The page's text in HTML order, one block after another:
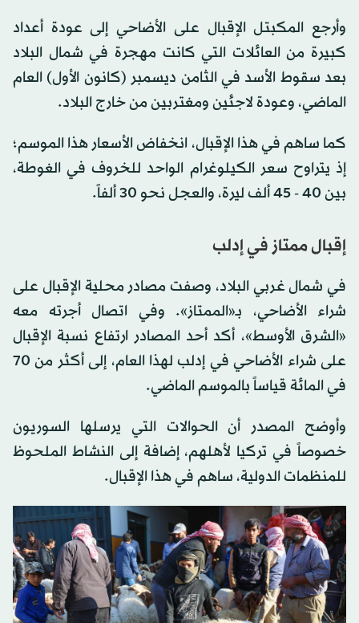
وأرجع المكبتل الإقبال على الأضاحي إلى عودة أعداد
كبيرة من العائلات التي كانت مهجرة في شمال البلاد
بعد سقوط الأسد في الثامن ديسمبر (كانون الأول) العام
الماضي، وعودة لاجئين ومغتربين من خارج البلاد.
كما ساهم في هذا الإقبال، انخفاض الأسعار هذا الموسم؛
إذ يتراوح سعر الكيلوغرام الواحد للخروف في الغوطة،
بين 40 - 45 ألف ليرة، والعجل نحو 30 ألفاً.
إقبال ممتاز في إدلب
في شمال غربي البلاد، وصفت مصادر محلية الإقبال على
شراء الأضاحي، بـ«الممتاز». وفي اتصال أجرته معه
«الشرق الأوسط»، أكد أحد المصادر ارتفاع نسبة الإقبال
على شراء الأضاحي في إدلب لهذا العام، إلى أكثر من 70
في المائة قياساً بالموسم الماضي.
وأوضح المصدر أن الحوالات التي يرسلها السوريون
خصوصاً في تركيا لأهلهم، إضافة إلى النشاط الملحوظ
للمنظمات الدولية، ساهم في هذا الإقبال.